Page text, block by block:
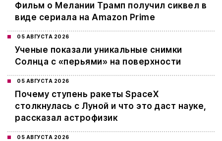
Фильм о Мелании Трамп получил сиквел в
виде сериала на Amazon Prime
05 АВГУСТА 2026
Ученые показали уникальные снимки
Солнца с «перьями» на поверхности
05 АВГУСТА 2026
Почему ступень ракеты SpaceX
столкнулась с Луной и что это даст науке,
рассказал астрофизик
05 АВГУСТА 2026